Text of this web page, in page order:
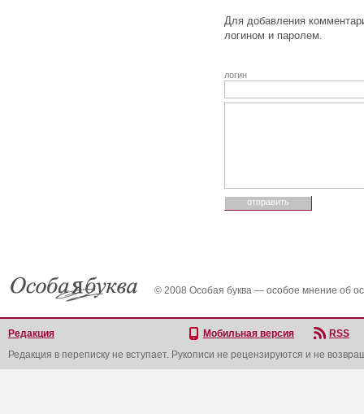
Для добавления
логином и паролем.
логин
© 2008 Особая буква — особое мнение об
Редакция Мобильная версия
RSS
Редакция в переписку не вступает. Рукописи не рецензируются и не